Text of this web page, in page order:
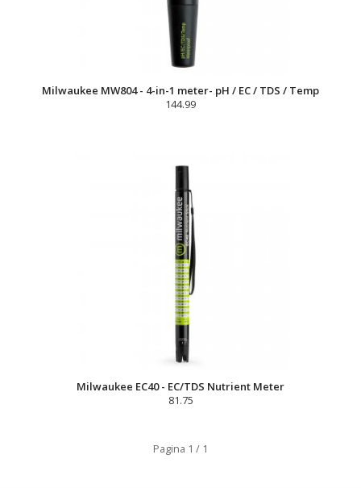
Milwaukee MW804 - 4-in-1 meter- pH / EC / TDS / Temp
144.99
Milwaukee EC40 - EC/TDS Nutrient Meter
81.75
Pagina 1 / 1